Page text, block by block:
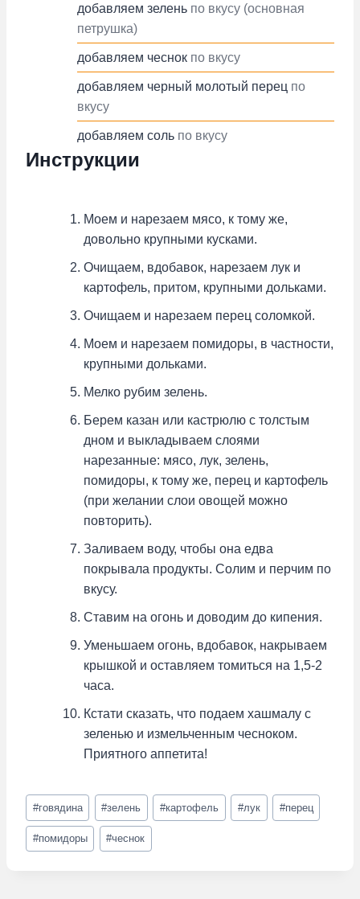
добавляем зелень по вкусу (основная
петрушка)
добавляем чеснок по вкусу
добавляем черный молотый перец по
вкусу
добавляем соль по вкусу
Инструкции
Моем и нарезаем мясо, к тому же,
довольно крупными кусками.
Очищаем, вдобавок, нарезаем лук и
картофель, притом, крупными дольками.
Очищаем и нарезаем перец соломкой.
Моем и нарезаем помидоры, в частности,
крупными дольками.
Мелко рубим зелень.
Берем казан или кастрюлю с толстым
дном и выкладываем слоями
нарезанные: мясо, лук, зелень,
помидоры, к тому же, перец и картофель
(при желании слои овощей можно
повторить).
Заливаем воду, чтобы она едва
покрывала продукты. Солим и перчим по
вкусу.
Ставим на огонь и доводим до кипения.
Уменьшаем огонь, вдобавок, накрываем
крышкой и оставляем томиться на 1,5-2
часа.
Кстати сказать, что подаем хашмалу с
зеленью и измельченным чесноком.
Приятного аппетита!
Метки
записи:
#говядина #зелень #картофель #лук #перец
#помидоры #чеснок